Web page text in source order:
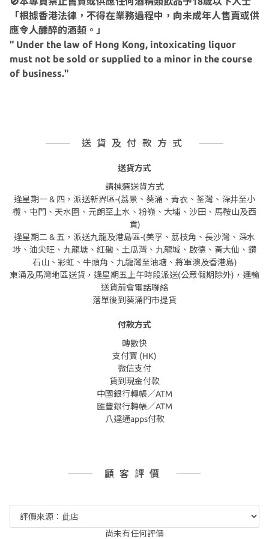
「根據香港法律，不得在業務過程中，向未成年人售賣或供
應令人醺醉的酒類。」
" Under the law of Hong Kong, intoxicating liquor
must not be sold or supplied to a minor in the course
of business."
送貨及付款方式
送貨方式
請揀選送貨方式
逢星期一 & 四，派送新界區-(荔景、葵涌、青衣、荃灣、深井至小
欖、屯門、天水圍、元朗至上水、粉嶺、大埔、沙田、馬鞍山及西
貢)
逢星期二 & 五，派送九龍及港島區-(美孚、荔枝角、長沙灣、深水
埗、油尖旺、九龍塘、紅磡、土瓜灣、九龍城、啟德、黃大仙、鑽
石山、彩虹、牛頭角、九龍灣至油塘、將軍澳及香港島)
東涌及馬灣地區送貨，逢星期五上午時段派送(公眾假期除外)，運輸
送貨前會電話聯絡
落單後到葵涌門市提貨
付款方式
轉數快
支付寶 (HK)
微信支付
貨到現金付款
中國銀行轉帳／ATM
匯豐銀行轉帳／ATM
八達通apps付款
顧客評價
尚未有任何評價